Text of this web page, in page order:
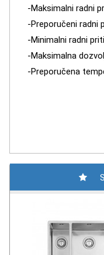
-Maksimalni radni
-Preporučeni radni
-Minimalni radni
-Maksimalna
-Preporučena